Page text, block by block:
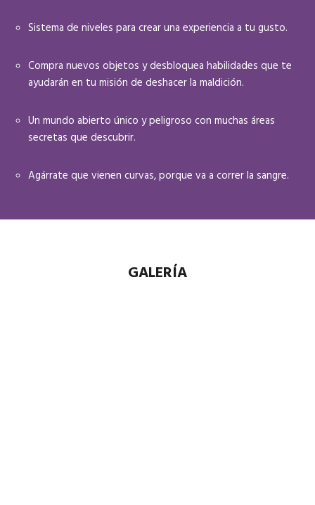
Sistema de niveles para crear una experiencia a tu gusto.
Compra nuevos objetos y desbloquea habilidades que te
ayudarán en tu misión de deshacer la maldición.
Un mundo abierto único y peligroso con muchas áreas
secretas que descubrir.
Agárrate que vienen curvas, porque va a correr la sangre.
GALERÍA